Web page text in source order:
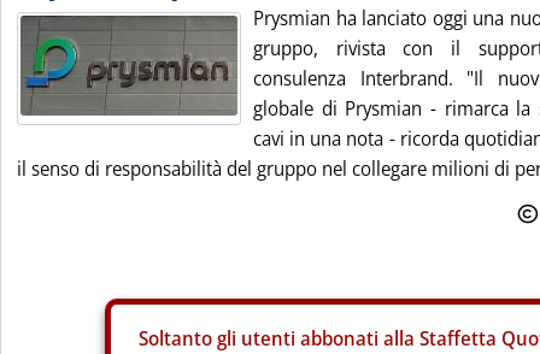
Prysmian ha lanciato oggi una
gruppo, rivista con il
consulenza Interbrand. "Il
globale di Prysmian - rimarca
cavi in una nota - ricorda
il senso di responsabilità del gruppo nel collegare milioni di
Soltanto gli utenti abbonati alla Staffetta